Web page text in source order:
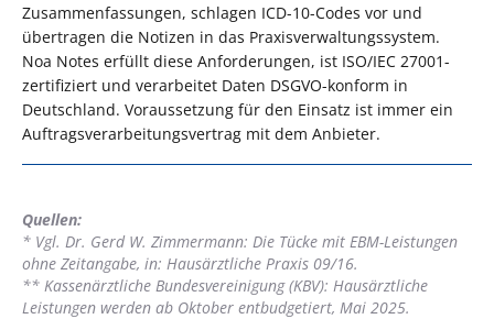
Zusammenfassungen, schlagen ICD-10-Codes vor und
übertragen die Notizen in das Praxisverwaltungssystem.
Noa Notes erfüllt diese Anforderungen, ist ISO/IEC 27001-
zertifiziert und verarbeitet Daten DSGVO-konform in
Deutschland. Voraussetzung für den Einsatz ist immer ein
Auftragsverarbeitungsvertrag mit dem Anbieter.
Quellen:
* Vgl. Dr. Gerd W. Zimmermann: Die Tücke mit EBM-Leistungen
ohne Zeitangabe, in: Hausärztliche Praxis 09/16.
** Kassenärztliche Bundesvereinigung (KBV): Hausärztliche
Leistungen werden ab Oktober entbudgetiert, Mai 2025.